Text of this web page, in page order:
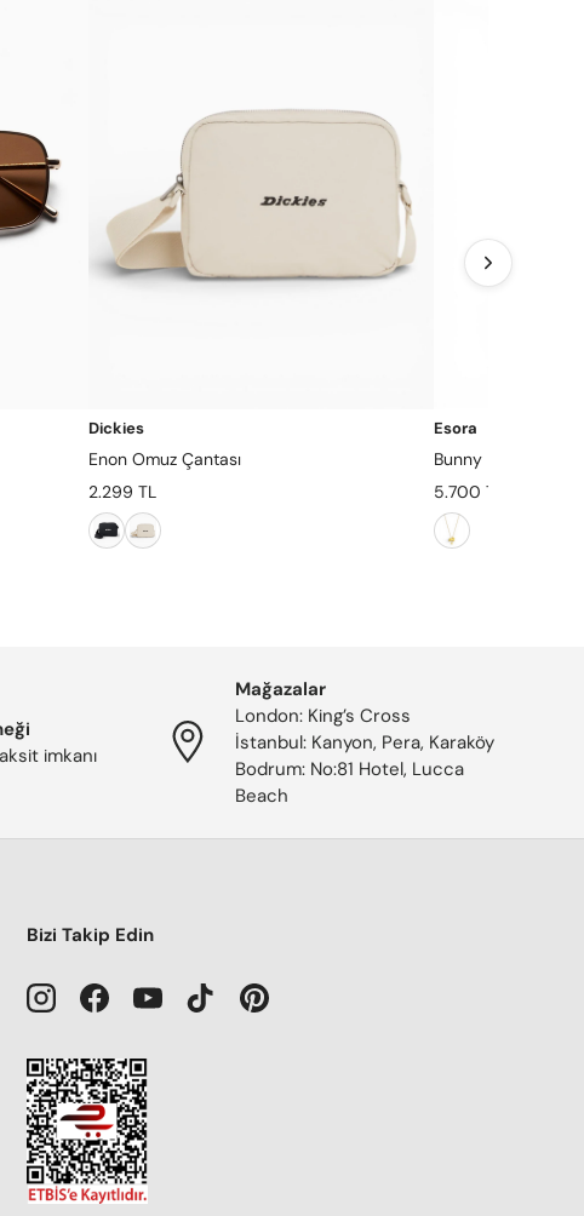
Dickies
Enon Omuz Çantası
2.299 TL
Esora
Bunny Necklace -
5.700 TL
imkanı
Mağazalar
London: King’s Cross
İstanbul: Kanyon, Pera, Karaköy
Bodrum: No:81 Hotel, Lucca
Beach
Bizi Takip Edin
InstagramFacebookYouTubeTikTokPinterest